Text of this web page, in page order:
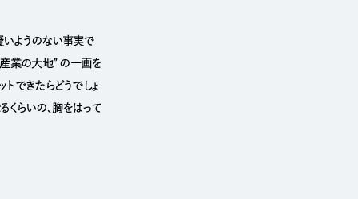
いようのない事実で
産業の大地” の一画を
トできたらどうでしょ
くらいの、胸をはって